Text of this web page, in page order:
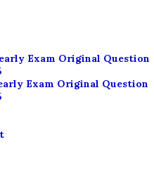
Exam Original Question
Exam Original Question